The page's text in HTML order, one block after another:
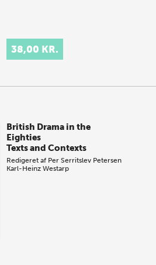
38,00 KR.
British Drama in the
Eighties
Texts and Contexts
Redigeret af Per Serritslev Petersen
Karl-Heinz Westarp